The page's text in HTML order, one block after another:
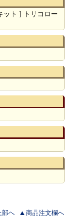
ット ] トリコロー
部へ 商品注文欄へ